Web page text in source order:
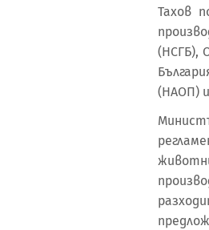
Тахов
(НСГБ),
(НАОП)